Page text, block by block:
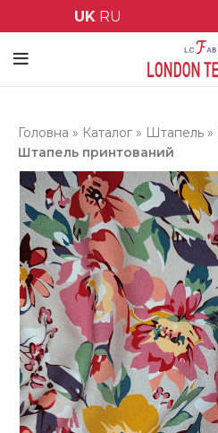
UK RU
Головна » Каталог » Штапель »
Штапель принтований